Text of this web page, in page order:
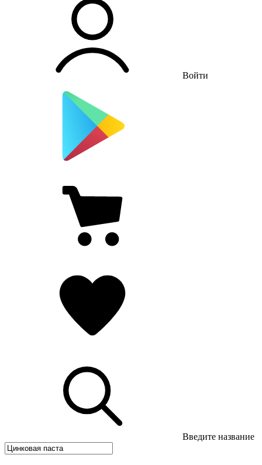
Войти
Введите название